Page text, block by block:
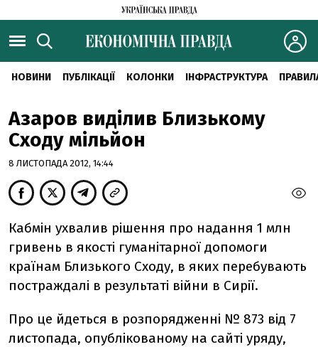
НОВИНИ ПУБЛІКАЦІЇ КОЛОНКИ ІНФРАСТРУКТУРА
Азаров виділив Близькому
Сходу мільйон
8 ЛИСТОПАДА 2012, 14:44
Кабмін ухвалив рішення про надання 1 млн
гривень в якості гуманітарної допомоги
країнам Близького Сходу, в яких перебувають
постраждалі в результаті війни в Сирії.
Про це йдеться в розпорядженні № 873 від 7
листопада, опублікованому на сайті уряду,